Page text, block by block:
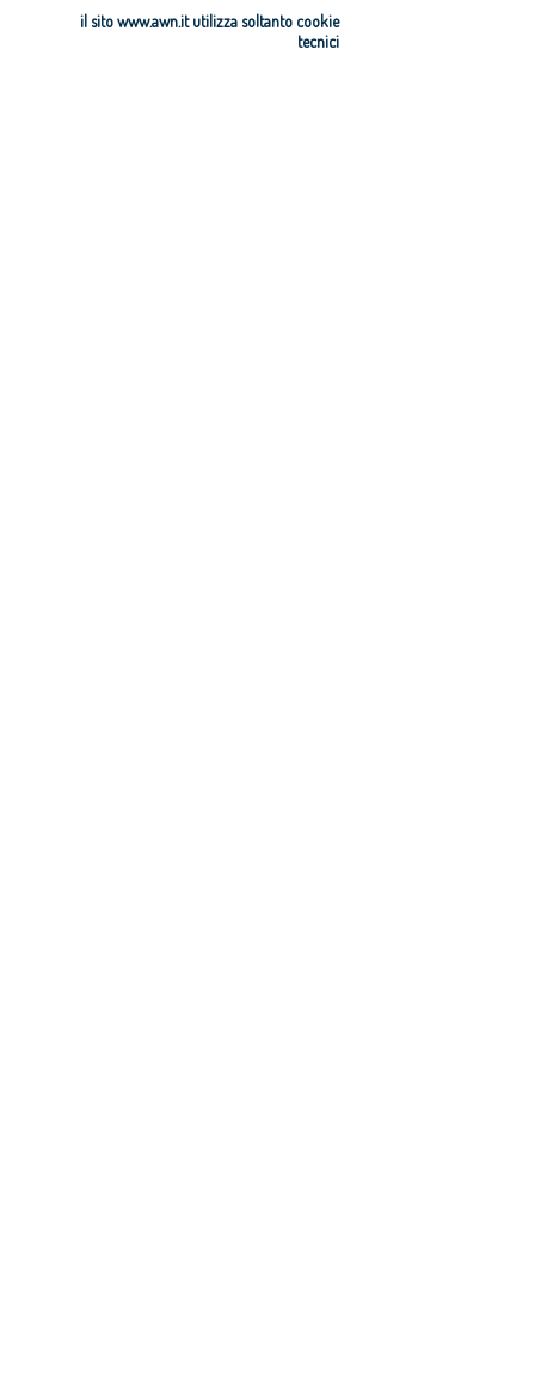
il sito www.awn.it utilizza soltanto cookie
tecnici